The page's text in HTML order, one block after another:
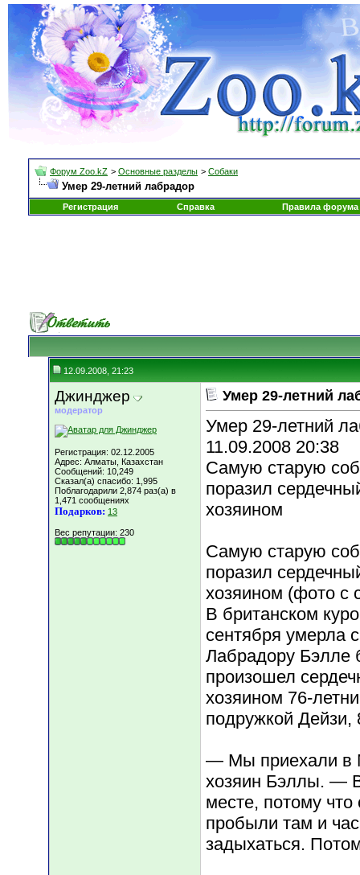
Форум Zoo.kZ > Основные разделы > Собаки
Умер 29-летний лабрадор
Регистрация Справка Правила форума
12.09.2008, 21:23
Джинджер
модератор
Регистрация: 02.12.2005
Адрес: Алматы, Казахстан
Сообщений: 10,249
Сказал(а) спасибо: 1,995
Поблагодарили 2,874 раз(а) в
1,471 сообщениях
Подарков: 13
Вес репутации: 230
Умер 29-летний
Умер 29-летний
11.09.2008 20:38
Самую старую
поразил
хозяином
Самую старую
поразил
хозяином (фото с
В британском
сентября умерла
Лабрадору Бэлле
произошел
хозяином 76-
подружкой Дейзи,
— Мы приехали в
хозяин Бэллы. —
месте, потому
пробыли там и
задыхаться.